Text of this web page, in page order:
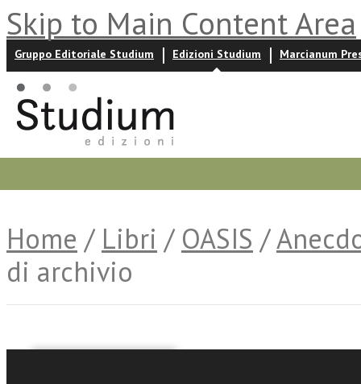
Skip to Main Content Area
Gruppo Editoriale Studium Edizioni Studium Marcianum
Home / Libri / OASIS /
di archivio